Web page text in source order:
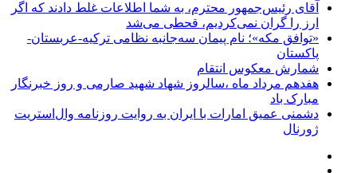
آقای رئیس‌جمهور محترم، به شما اطلاعات غلط دادند که اگر
ارز را گران نمی‌کردیم، قحطی می‌شد
«توافق مکه»؛ نام پیمان سه‌جانبه نظامی ترکیه-عربستان-
پاکستان
شمارش معکوس انتقام
هفدهم مرداد ماه ،سالروز شهاد شهید صارمی و روز خبرنگار
مبارک باد
دشمنی عمیق امارات با ایران به روایت روزنامه وال‌استریت
ژورنال